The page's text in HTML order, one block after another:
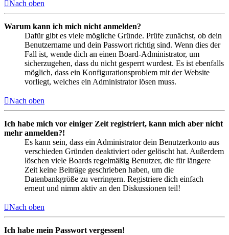
Nach oben
Warum kann ich mich nicht anmelden?
Dafür gibt es viele mögliche Gründe. Prüfe zunächst, ob dein
Benutzername und dein Passwort richtig sind. Wenn dies der
Fall ist, wende dich an einen Board-Administrator, um
sicherzugehen, dass du nicht gesperrt wurdest. Es ist ebenfalls
möglich, dass ein Konfigurationsproblem mit der Website
vorliegt, welches ein Administrator lösen muss.
Nach oben
Ich habe mich vor einiger Zeit registriert, kann mich aber nicht
mehr anmelden?!
Es kann sein, dass ein Administrator dein Benutzerkonto aus
verschieden Gründen deaktiviert oder gelöscht hat. Außerdem
löschen viele Boards regelmäßig Benutzer, die für längere
Zeit keine Beiträge geschrieben haben, um die
Datenbankgröße zu verringern. Registriere dich einfach
erneut und nimm aktiv an den Diskussionen teil!
Nach oben
Ich habe mein Passwort vergessen!